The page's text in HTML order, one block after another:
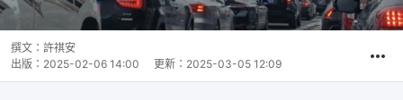
撰文： 許祺安
出版： 2025-02-06 14:00 更新： 2025-03-05 12:09